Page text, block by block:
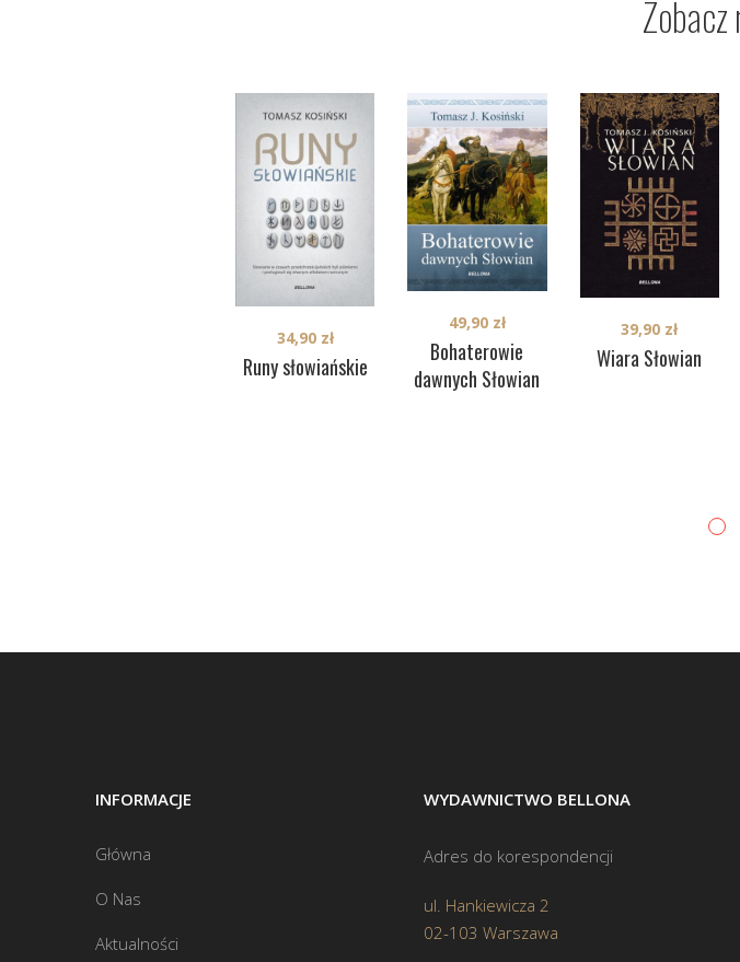
Runy słowiańskie
34,90 zł
Bohaterowie
dawnych Słowian
49,90 zł
Wiara Słowian
39,90 zł
INFORMACJE
Główna
O Nas
Aktualności
WYDAWNICTWO BELLONA
Adres do korespondencji
ul. Hankiewicza 2
02-103 Warszawa